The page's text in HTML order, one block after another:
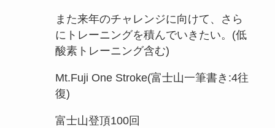
また来年のチャレンジに向けて、さら
にトレーニングを積んでいきたい。(低
酸素トレーニング含む)
Mt.Fuji One Stroke(富士山一筆書き:4往
復)
富士山登頂100回